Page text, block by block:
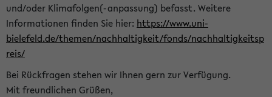
und/oder Klimafolgen(-anpassung) befasst. Weitere
Informationen finden Sie hier: https://www.uni-
bielefeld.de/themen/nachhaltigkeit/fonds/nachhaltigkeitsp
reis/
Bei Rückfragen stehen wir Ihnen gern zur Verfügung.
Mit freundlichen Grüßen,